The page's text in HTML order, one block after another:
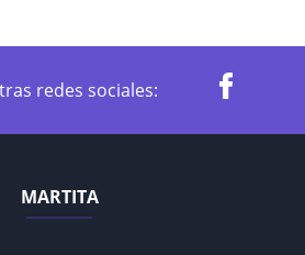
redes sociales:
MARTITA